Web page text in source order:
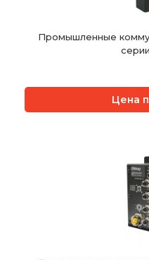
Промышленные
Цена